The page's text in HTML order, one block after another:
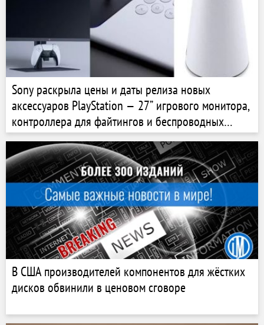
Sony раскрыла цены и даты релиза новых
аксессуаров PlayStation — 27” игрового монитора,
контроллера для файтингов и беспроводных
колонок
В США производителей компонентов для жёстких
дисков обвинили в ценовом сговоре